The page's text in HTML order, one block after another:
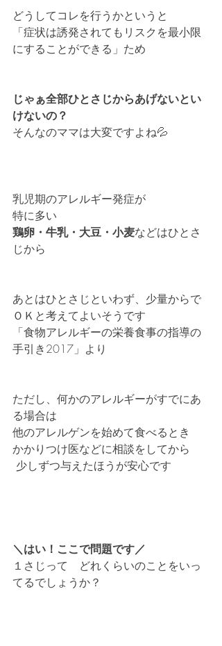
どうしてコレを行うかというと
「症状は誘発されてもリスクを最小限
にすることができる」ため
じゃぁ全部ひとさじからあげないとい
けないの？
そんなのママは大変ですよね💦
乳児期のアレルギー発症が
特に多い
鶏卵・牛乳・大豆・小麦などはひとさ
じから
あとはひとさじといわず、少量からで
ＯＫと考えてよいそうです
「食物アレルギーの栄養食事の指導の
手引き2017」より
ただし、何かのアレルギーがすでにあ
る場合は
他のアレルゲンを始めて食べるとき
かかりつけ医などに相談をしてから
少しずつ与えたほうが安心です
＼はい！ここで問題です／
１さじって　どれくらいのことをいっ
てるでしょうか？